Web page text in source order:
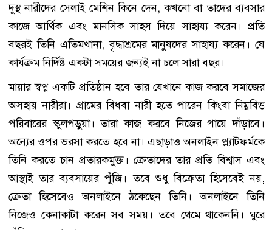
দুস্থ নারীদের সেলাই মেশিন কিনে দেন, কখনো বা তাদের ব্যবসার
কাজে আর্থিক এবং মানসিক সাহস দিয়ে সাহায্য করেন। প্রতি
বছরই তিনি এতিমখানা, বৃদ্ধাশ্রমের মানুষদের সাহায্য করেন। যে
কার্যক্রম নির্দিষ্ট একটা সময়ের জন্যই না চলে সারা বছর।
মায়ার স্বপ্ন একটি প্রতিষ্ঠান হবে তার যেখানে কাজ করবে সমাজের
অসহায় নারীরা। গ্রামের বিধবা নারী হতে পারেন কিংবা নিম্নবিত্ত
পরিবারের স্কুলপড়ুয়া। তারা কাজ করবে নিজের পায়ে দাঁড়াবে।
অন্যের ওপর ভরসা করতে হবে না। এছাড়াও অনলাইন প্ল্যাটফর্মকে
তিনি করতে চান প্রতারকমুক্ত। ক্রেতাদের তার প্রতি বিশ্বাস এবং
আস্থাই তার ব্যবসায়ের পুঁজি। তবে শুধু বিক্রেতা হিসেবেই নয়,
ক্রেতা হিসেবেও অনলাইনে ঠকেছেন তিনি। অনলাইনে তিনি
নিজেও কেনাকাটা করেন সব সময়। তবে থেমে থাকেননি। ঘুরে